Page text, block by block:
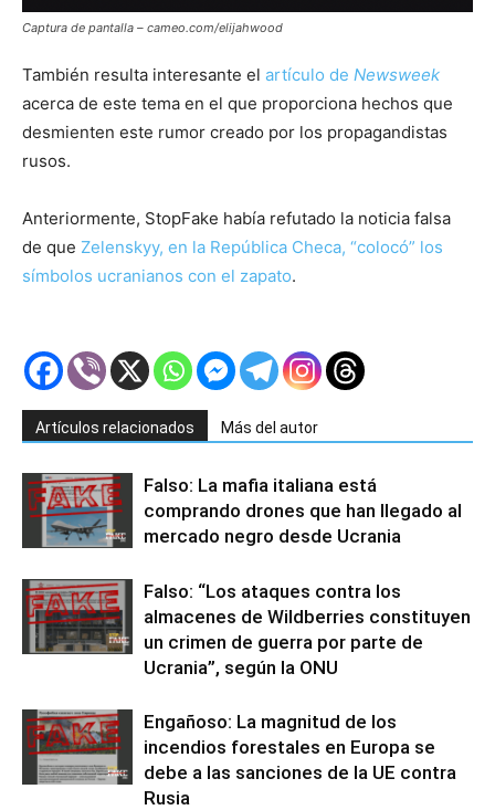
Captura de pantalla – cameo.com/elijahwood
También resulta interesante el artículo de Newsweek
acerca de este tema en el que proporciona hechos que
desmienten este rumor creado por los propagandistas
rusos.
Anteriormente, StopFake había refutado la noticia falsa
de que Zelenskyy, en la República Checa, “colocó” los
símbolos ucranianos con el zapato.
Artículos relacionados Más del autor
Falso: La mafia italiana está
comprando drones que han llegado al
mercado negro desde Ucrania
Falso: “Los ataques contra los
almacenes de Wildberries constituyen
un crimen de guerra por parte de
Ucrania”, según la ONU
Engañoso: La magnitud de los
incendios forestales en Europa se
debe a las sanciones de la UE contra
Rusia